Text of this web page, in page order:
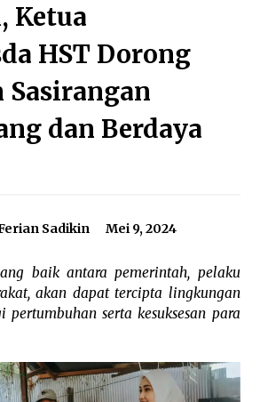
ke-51, Indocement Perkuat Inovasi dan
Masa Depan Lebih Hijau
6, 2026
Kedua Kaji Tiru di DIY, Bupati Barito Utara
5, 2026
Tapin Komitmen Tingkatkan Layanan
4, 2026
4, 2026
Ketua
HST Dorong
Sasirangan
dan Berdaya
Sadikin Mei 9, 2024
baik antara pemerintah, pelaku
akan dapat tercipta lingkungan
pertumbuhan serta kesuksesan para